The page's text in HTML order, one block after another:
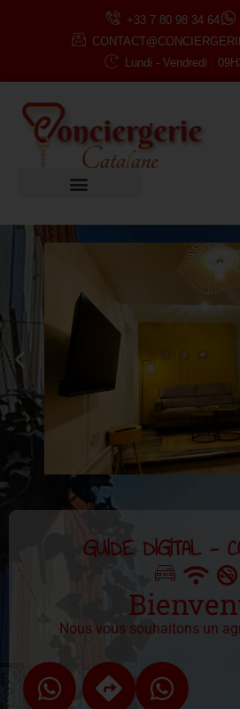
+33 7 80 98 34 64
Lundi - Vendredi :
GUIDE DIGITAL -
Nous vous souhaitons un